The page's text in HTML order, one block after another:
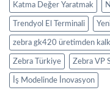
Katma Değer Yaratmak
Trendyol El Terminali
zebra gk420 üretimden
Zebra Türkiye Zebra VP
İş Modelinde İnovasyon